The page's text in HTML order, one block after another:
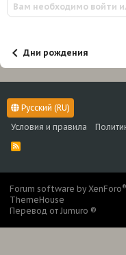
Вам необходимо войти
Дни рождения
Русский (RU)
Условия и правила
R
Forum software by XenForo®
ThemeHouse
Перевод от Jumuro ®